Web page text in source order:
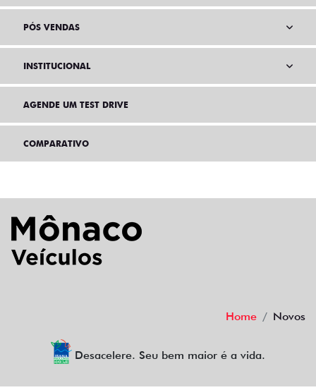
PÓS VENDAS
INSTITUCIONAL
AGENDE UM TEST DRIVE
COMPARATIVO
Home Novos
Desacelere. Seu bem maior é a vida.